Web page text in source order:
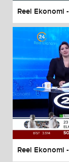
Reel Ekonomi
Reel Ekonomi